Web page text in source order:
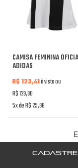
CAMISA FEMININA
ADIDAS
R$ 123,41à vista ou
R$ 129,90
5x de R$ 25,98